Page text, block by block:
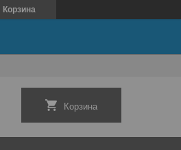
Корзина
Корзина